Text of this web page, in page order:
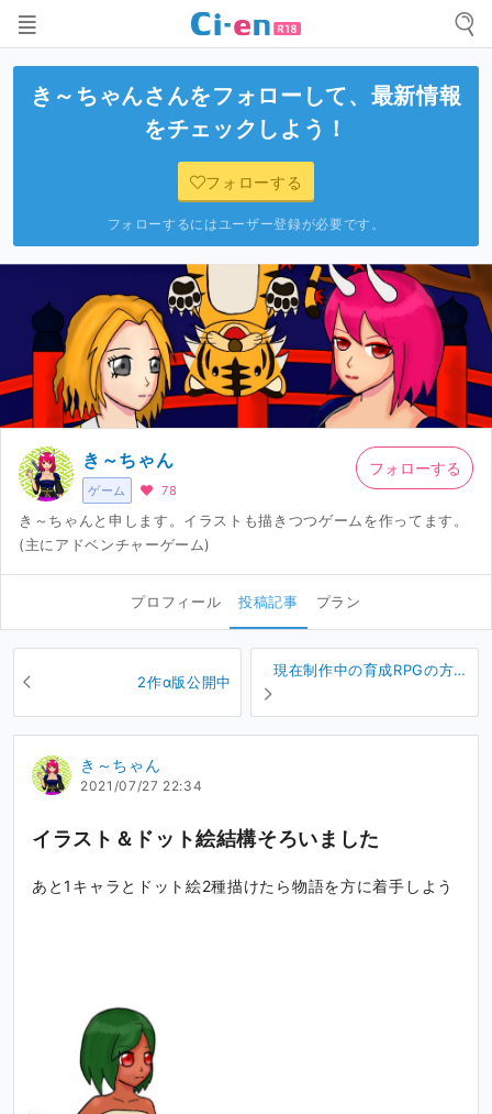
き～ちゃんさんをフォローして、最新情報
をチェックしよう！
フォローする
フォローするにはユーザー登録が必要です。
ゲーム
き～ちゃん
78
き～ちゃんと申します。イラストも描きつつゲームを作ってます。
(主にアドベンチャーゲーム)
フォローする
プロフィール 投稿記事 プラン
2作α版公開中
現在制作中の育成RPGの方の
き～ちゃん
2021/07/27 22:34
イラスト＆ドット絵結構そろいました
あと1キャラとドット絵2種描けたら物語を方に着手しよう